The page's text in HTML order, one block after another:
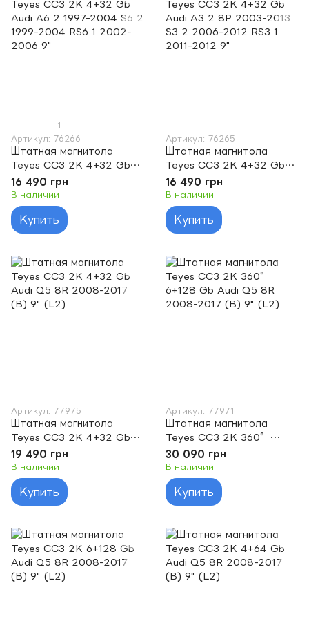
1
Артикул: 76266
Штатная магнитола
Teyes CC3 2K 4+32 Gb
Audi A6 2 1997-2004 S6
2 1999-2004 RS6 1 2002-
2006 9"
16 490 грн
В наличии
Купить
Артикул: 76265
Штатная магнитола
Teyes CC3 2K 4+32 Gb
Audi A3 2 8P 2003-2013
S3 2 2006-2012 RS3 1
2011-2012 9"
16 490 грн
В наличии
Купить
Артикул: 77975
Штатная магнитола
Teyes CC3 2K 4+32 Gb
Audi Q5 8R 2008-2017
(B) 9" (L2)
19 490 грн
В наличии
Купить
Артикул: 77971
Штатная магнитола
Teyes CC3 2K 360°
6+128 Gb Audi Q5 8R
2008-2017 (B) 9" (L2)
30 090 грн
В наличии
Купить